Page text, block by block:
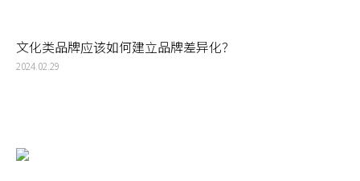
文化类品牌应该如何建立品牌差异化？
2024.02.29